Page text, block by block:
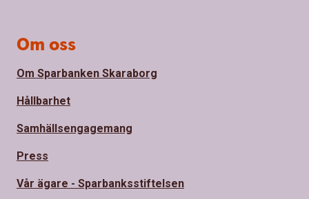
Om oss
Om Sparbanken Skaraborg
Hållbarhet
Samhällsengagemang
Press
Vår ägare - Sparbanksstiftelsen